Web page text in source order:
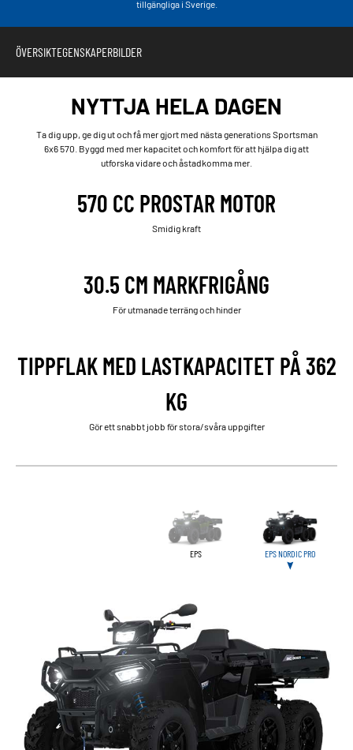
tillgängliga i Sverige.
ÖVERSIKTEGENSKAPERBILDER
NYTTJA HELA DAGEN
Ta dig upp, ge dig ut och få mer gjort med nästa generations Sportsman
6x6 570. Byggd med mer kapacitet och komfort för att hjälpa dig att
utforska vidare och åstadkomma mer.
570 CC PROSTAR MOTOR
Smidig kraft
30.5 CM MARKFRIGÅNG
För utmanade terräng och hinder
TIPPFLAK MED LASTKAPACITET PÅ 362
KG
Gör ett snabbt jobb för stora/svåra uppgifter
EPS EPS NORDIC PRO